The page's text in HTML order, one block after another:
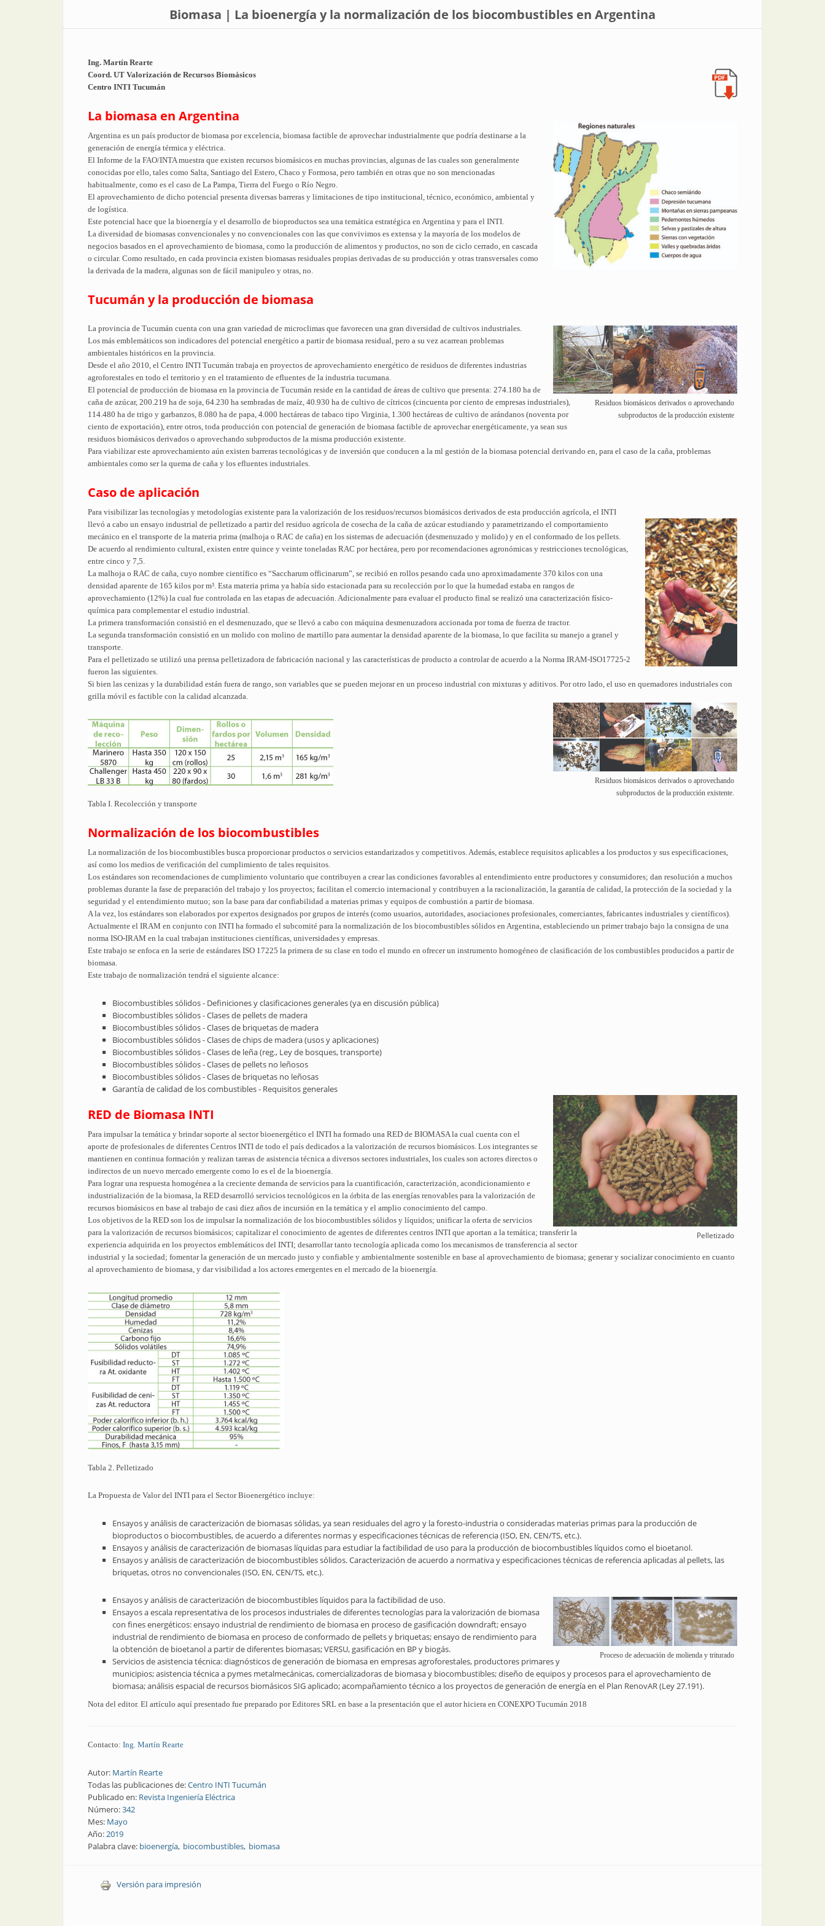
Biomasa | La bioenergía y la normalización de los biocombustibles en Argentina
Ing. Martín Rearte
Coord. UT Valorización de Recursos Biomásicos
Centro INTI Tucumán
La biomasa en Argentina
Argentina es un país productor de biomasa por excelencia, biomasa factible de aprovechar industrialmente que podría destinarse a la
generación de energía térmica y eléctrica.
El Informe de la FAO/INTA muestra que existen recursos biomásicos en muchas provincias, algunas de las cuales son generalmente
conocidas por ello, tales como Salta, Santiago del Estero, Chaco y Formosa, pero también en otras que no son mencionadas
habitualmente, como es el caso de La Pampa, Tierra del Fuego o Río Negro.
El aprovechamiento de dicho potencial presenta diversas barreras y limitaciones de tipo institucional, técnico, económico, ambiental y
de logística.
Este potencial hace que la bioenergía y el desarrollo de bioproductos sea una temática estratégica en Argentina y para el INTI.
La diversidad de biomasas convencionales y no convencionales con las que convivimos es extensa y la mayoría de los modelos de
negocios basados en el aprovechamiento de biomasa, como la producción de alimentos y productos, no son de ciclo cerrado, en cascada
o circular. Como resultado, en cada provincia existen biomasas residuales propias derivadas de su producción y otras transversales como
la derivada de la madera, algunas son de fácil manipuleo y otras, no.
Tucumán y la producción de biomasa
Residuos biomásicos derivados o aprovechando
subproductos de la producción existente
La provincia de Tucumán cuenta con una gran variedad de microclimas que favorecen una gran diversidad de cultivos industriales.
Los más emblemáticos son indicadores del potencial energético a partir de biomasa residual, pero a su vez acarrean problemas
ambientales históricos en la provincia.
Desde el año 2010, el Centro INTI Tucumán trabaja en proyectos de aprovechamiento energético de residuos de diferentes industrias
agroforestales en todo el territorio y en el tratamiento de efluentes de la industria tucumana.
El potencial de producción de biomasa en la provincia de Tucumán reside en la cantidad de áreas de cultivo que presenta: 274.180 ha de
caña de azúcar, 200.219 ha de soja, 64.230 ha sembradas de maíz, 40.930 ha de cultivo de cítricos (cincuenta por ciento de empresas industriales),
114.480 ha de trigo y garbanzos, 8.080 ha de papa, 4.000 hectáreas de tabaco tipo Virginia, 1.300 hectáreas de cultivo de arándanos (noventa por
ciento de exportación), entre otros, toda producción con potencial de generación de biomasa factible de aprovechar energéticamente, ya sean sus
residuos biomásicos derivados o aprovechando subproductos de la misma producción existente.
Para viabilizar este aprovechamiento aún existen barreras tecnológicas y de inversión que conducen a la ml gestión de la biomasa potencial derivando en, para el caso de la caña, problemas
ambientales como ser la quema de caña y los efluentes industriales.
Caso de aplicación
Para visibilizar las tecnologías y metodologías existente para la valorización de los residuos/recursos biomásicos derivados de esta producción agrícola, el INTI
llevó a cabo un ensayo industrial de pelletizado a partir del residuo agrícola de cosecha de la caña de azúcar estudiando y parametrizando el comportamiento
mecánico en el transporte de la materia prima (malhoja o RAC de caña) en los sistemas de adecuación (desmenuzado y molido) y en el conformado de los pellets.
De acuerdo al rendimiento cultural, existen entre quince y veinte toneladas RAC por hectárea, pero por recomendaciones agronómicas y restricciones tecnológicas,
entre cinco y 7,5.
La malhoja o RAC de caña, cuyo nombre científico es “Saccharum officinarum”, se recibió en rollos pesando cada uno aproximadamente 370 kilos con una
densidad aparente de 165 kilos por m³. Esta materia prima ya había sido estacionada para su recolección por lo que la humedad estaba en rangos de
aprovechamiento (12%) la cual fue controlada en las etapas de adecuación. Adicionalmente para evaluar el producto final se realizó una caracterización físico-
química para complementar el estudio industrial.
La primera transformación consistió en el desmenuzado, que se llevó a cabo con máquina desmenuzadora accionada por toma de fuerza de tractor.
La segunda transformación consistió en un molido con molino de martillo para aumentar la densidad aparente de la biomasa, lo que facilita su manejo a granel y
transporte.
Para el pelletizado se utilizó una prensa pelletizadora de fabricación nacional y las características de producto a controlar de acuerdo a la Norma IRAM-ISO17725-2
fueron las siguientes.
Si bien las cenizas y la durabilidad están fuera de rango, son variables que se pueden mejorar en un proceso industrial con mixturas y aditivos. Por otro lado, el uso en quemadores industriales con
grilla móvil es factible con la calidad alcanzada.
Residuos biomásicos derivados o aprovechando
subproductos de la producción existente.
Tabla I. Recolección y transporte
Normalización de los biocombustibles
La normalización de los biocombustibles busca proporcionar productos o servicios estandarizados y competitivos. Además, establece requisitos aplicables a los productos y sus especificaciones,
así como los medios de verificación del cumplimiento de tales requisitos.
Los estándares son recomendaciones de cumplimiento voluntario que contribuyen a crear las condiciones favorables al entendimiento entre productores y consumidores; dan resolución a muchos
problemas durante la fase de preparación del trabajo y los proyectos; facilitan el comercio internacional y contribuyen a la racionalización, la garantía de calidad, la protección de la sociedad y la
seguridad y el entendimiento mutuo; son la base para dar confiabilidad a materias primas y equipos de combustión a partir de biomasa.
A la vez, los estándares son elaborados por expertos designados por grupos de interés (como usuarios, autoridades, asociaciones profesionales, comerciantes, fabricantes industriales y científicos).
Actualmente el IRAM en conjunto con INTI ha formado el subcomité para la normalización de los biocombustibles sólidos en Argentina, estableciendo un primer trabajo bajo la consigna de una
norma ISO-IRAM en la cual trabajan instituciones científicas, universidades y empresas.
Este trabajo se enfoca en la serie de estándares ISO 17225 la primera de su clase en todo el mundo en ofrecer un instrumento homogéneo de clasificación de los combustibles producidos a partir de
biomasa.
Este trabajo de normalización tendrá el siguiente alcance:
Biocombustibles sólidos - Definiciones y clasificaciones generales (ya en discusión pública)
Biocombustibles sólidos - Clases de pellets de madera
Biocombustibles sólidos - Clases de briquetas de madera
Biocombustibles sólidos - Clases de chips de madera (usos y aplicaciones)
Biocombustibles sólidos - Clases de leña (reg., Ley de bosques, transporte)
Biocombustibles sólidos - Clases de pellets no leñosos
Biocombustibles sólidos - Clases de briquetas no leñosas
Garantía de calidad de los combustibles - Requisitos generales
Pelletizado
RED de Biomasa INTI
Para impulsar la temática y brindar soporte al sector bioenergético el INTI ha formado una RED de BIOMASA la cual cuenta con el
aporte de profesionales de diferentes Centros INTI de todo el país dedicados a la valorización de recursos biomásicos. Los integrantes se
mantienen en continua formación y realizan tareas de asistencia técnica a diversos sectores industriales, los cuales son actores directos o
indirectos de un nuevo mercado emergente como lo es el de la bioenergía.
Para lograr una respuesta homogénea a la creciente demanda de servicios para la cuantificación, caracterización, acondicionamiento e
industrialización de la biomasa, la RED desarrolló servicios tecnológicos en la órbita de las energías renovables para la valorización de
recursos biomásicos en base al trabajo de casi diez años de incursión en la temática y el amplio conocimiento del campo.
Los objetivos de la RED son los de impulsar la normalización de los biocombustibles sólidos y líquidos; unificar la oferta de servicios
para la valorización de recursos biomásicos; capitalizar el conocimiento de agentes de diferentes centros INTI que aportan a la temática; transferir la
experiencia adquirida en los proyectos emblemáticos del INTI; desarrollar tanto tecnología aplicada como los mecanismos de transferencia al sector
industrial y la sociedad; fomentar la generación de un mercado justo y confiable y ambientalmente sostenible en base al aprovechamiento de biomasa; generar y socializar conocimiento en cuanto
al aprovechamiento de biomasa, y dar visibilidad a los actores emergentes en el mercado de la bioenergía.
Tabla 2. Pelletizado
La Propuesta de Valor del INTI para el Sector Bioenergético incluye:
Ensayos y análisis de caracterización de biomasas sólidas, ya sean residuales del agro y la foresto-industria o consideradas materias primas para la producción de
bioproductos o biocombustibles, de acuerdo a diferentes normas y especificaciones técnicas de referencia (ISO, EN, CEN/TS, etc.).
Ensayos y análisis de caracterización de biomasas líquidas para estudiar la factibilidad de uso para la producción de biocombustibles líquidos como el bioetanol.
Ensayos y análisis de caracterización de biocombustibles sólidos. Caracterización de acuerdo a normativa y especificaciones técnicas de referencia aplicadas al pellets, las
briquetas, otros no convencionales (ISO, EN, CEN/TS, etc.).
Proceso de adecuación de molienda y triturado
Ensayos y análisis de caracterización de biocombustibles líquidos para la factibilidad de uso.
Ensayos a escala representativa de los procesos industriales de diferentes tecnologías para la valorización de biomasa
con fines energéticos: ensayo industrial de rendimiento de biomasa en proceso de gasificación downdraft; ensayo
industrial de rendimiento de biomasa en proceso de conformado de pellets y briquetas; ensayo de rendimiento para
la obtención de bioetanol a partir de diferentes biomasas; VERSU, gasificación en BP y biogás.
Servicios de asistencia técnica: diagnósticos de generación de biomasa en empresas agroforestales, productores primares y
municipios; asistencia técnica a pymes metalmecánicas, comercializadoras de biomasa y biocombustibles; diseño de equipos y procesos para el aprovechamiento de
biomasa; análisis espacial de recursos biomásicos SIG aplicado; acompañamiento técnico a los proyectos de generación de energía en el Plan RenovAR (Ley 27.191).
Nota del editor. El artículo aquí presentado fue preparado por Editores SRL en base a la presentación que el autor hiciera en CONEXPO Tucumán 2018
Contacto: Ing. Martín Rearte
Autor: Martín Rearte
Todas las publicaciones de:Centro INTI Tucumán
Publicado en: Revista Ingeniería Eléctrica
Número:342
Mes: Mayo
Año:2019
Palabra clave: bioenergía biocombustibles biomasa
Versión para impresión